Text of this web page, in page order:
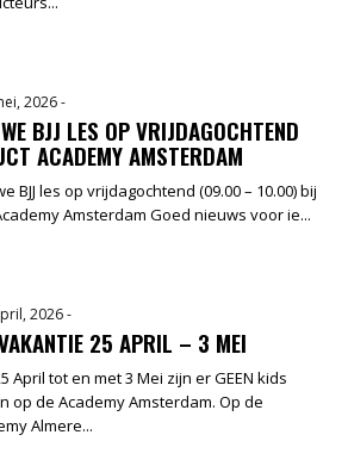
2026-
BJJ LES OP VRIJDAGOCHTEND
ACADEMY AMSTERDAM
BJJ les op vrijdagochtend (09.00 – 10.00) bij
Amsterdam Goed nieuws voor ie...
2026-
25 APRIL – 3 MEI
April tot en met 3 Mei zijn er GEEN kids
op de Academy Amsterdam. Op de
Almere...